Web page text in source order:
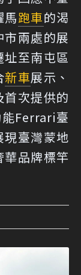
馬跑車的渴
兩處的展
至南屯區
新車展示、
首次提供的
Ferrari臺
臺灣蒙地
品牌標竿